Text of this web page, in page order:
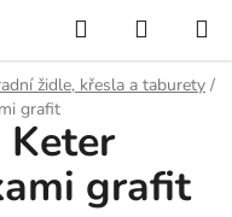
Hledat
KOŠÍK
židle, křesla a taburety /
grafit
grafit